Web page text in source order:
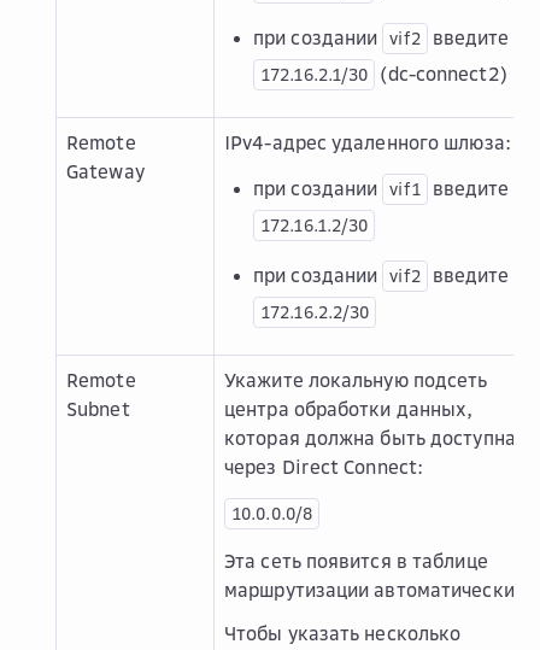
при создании vif2 введите
172.16.2.1/30 (dc-connect2)
Remote
Gateway
IPv4-адрес удаленного шлюза:
при создании
vif1 введите
172.16.1.2/30
при создании vif2 введите
172.16.2.2/30
Remote
Subnet
Укажите локальную подсеть
центра обработки данных,
которая должна быть доступна
через Direct Connect:
10.0.0.0/8
Эта сеть появится в таблице
маршрутизации автоматически.
Чтобы указать несколько